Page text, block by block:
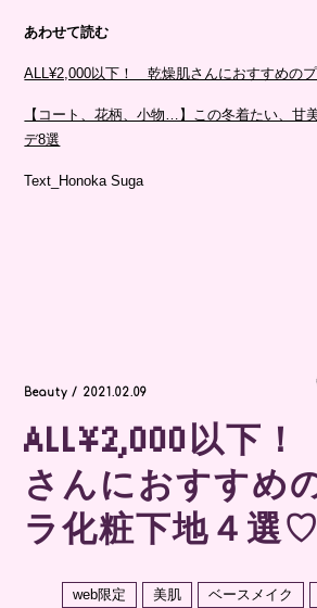
あわせて読む
ALL¥2,000以下！ 乾燥肌さんにおすすめの
【コート、花柄、小物…】この冬着たい、甘
デ8選
Text_Honoka Suga
Beauty / 2021.02.09
ALL¥2,000以下
さんにおすすめ
ラ化粧下地４選♡
web限定 美肌 ベースメイク